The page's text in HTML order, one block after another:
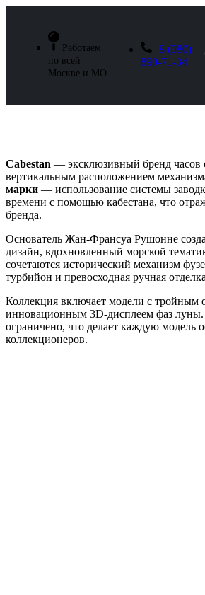
Работаем
по всей
Москве и МО
8 (980)
890-71-34
Cabestan — эксклюзивный бренд часов
вертикальным расположением
марки — использование системы
времени с помощью кабестана, что
бренда.
Основатель Жан-Франсуа Рушонне
дизайн, вдохновленный морской
сочетаются исторический механизм
турбийон и превосходная ручная
Коллекция включает модели с тройным
инновационным 3D-дисплеем фаз луны.
ограничено, что делает каждую модель
коллекционеров.